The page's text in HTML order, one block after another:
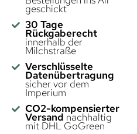
geschickt
30 Tage
Rückgaberecht
innerhalb der
Milchstraße
Verschlüsselte
Datenübertragung
sicher vor dem
Imperium
CO2-kompensierter
Versand nachhaltig
mit DHL GoGreen